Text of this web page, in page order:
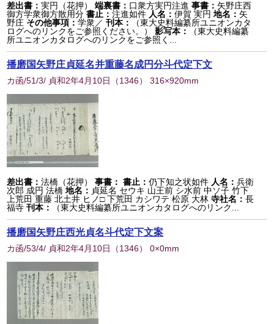
差出書：実円（花押） 端裏書： 口衆方実円注進 事書： 矢野庄西
御方学衆御方散用分書止：注進如件 人名：伊賀 実円 地名： 矢
野庄 その他事項：学衆／刊本：
（東大史料編纂所ユニオンカタ
ログへのリンクをご参照ください。）
影写本：
（東大史料編纂
所ユニオンカタログへのリンクをご参照く...
播磨国矢野庄貞延名并重藤名成円分斗代定下文
カ函/51/3/ 貞和2年4月10日 （1346） 316×920mm
差出書：法橋（花押） 事書： 書止：仍下知之状如件 人名：兵衛
次郎 成円 法橋 地名： 貞延名 セウキ 山王前 シ水前 中ソ子 竹下
上荒田 重藤 北土井 ヒノ□ 下荒田 カシワテ 松原 大林 寺社名：長
福寺 刊本： （東大史料編纂所ユニオンカタログへのリンク...
播磨国矢野庄西光貞名斗代定下文案
カ函/53/4/ 貞和2年4月10日 （1346） 0×0mm